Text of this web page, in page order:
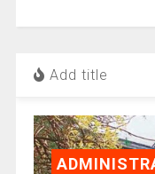
Add title